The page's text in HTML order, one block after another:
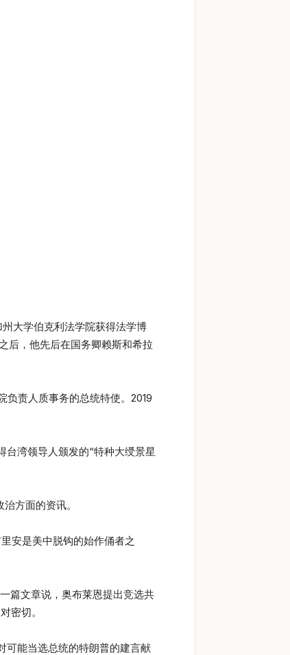
大学伯克利法学院获得法学博
后，他先后在国务卿赖斯和希拉
负责人质事务的总统特使。2019
台湾领导人颁发的“特种大绶景星
方面的资讯。
安是美中脱钩的始作俑者之
篇文章说，奥布莱恩提出竞选共
密切。
可能当选总统的特朗普的建言献